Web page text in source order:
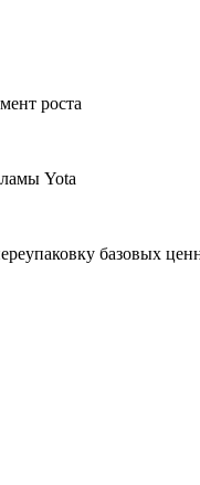
роста
Yota
базовых